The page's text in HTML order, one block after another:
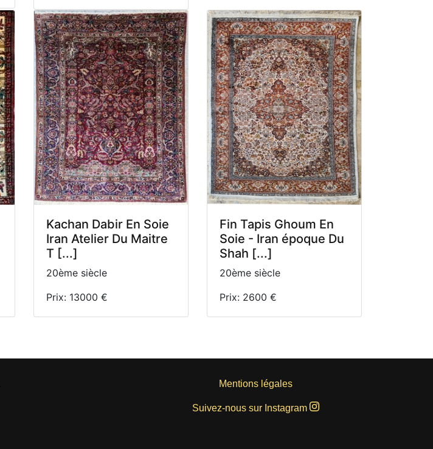
Kachan Dabir En Soie
Iran Atelier Du Maitre
T [...]
20ème siècle
Prix: 13000 €
Fin Tapis Ghoum En
Soie - Iran époque Du
Shah [...]
20ème siècle
Prix: 2600 €
Mentions légales
Suivez-nous sur Instagram